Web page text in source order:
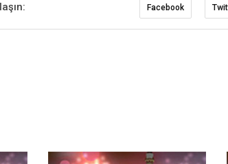
Facebook